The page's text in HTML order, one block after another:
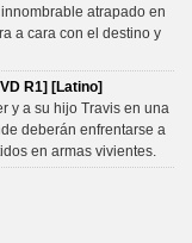
atrapado en
a cara con el destino y
R1] [Latino]
y a su hijo Travis en una
deberán enfrentarse a
en armas vivientes.